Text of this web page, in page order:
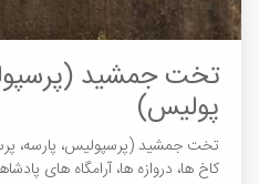
تخت جمشید
پولیس)
تخت جمشید (پرسپولیس، پارسه،
کاخ ها، دروازه ها، آرامگاه های